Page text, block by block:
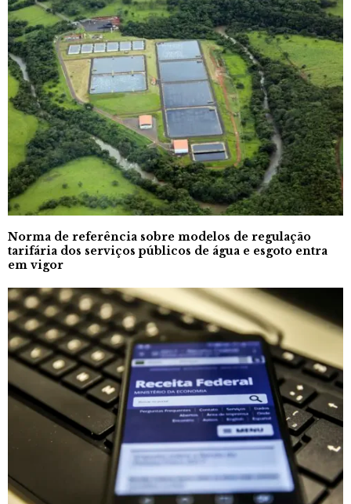
Norma de referência sobre modelos de regulação
tarifária dos serviços públicos de água e esgoto entra
em vigor